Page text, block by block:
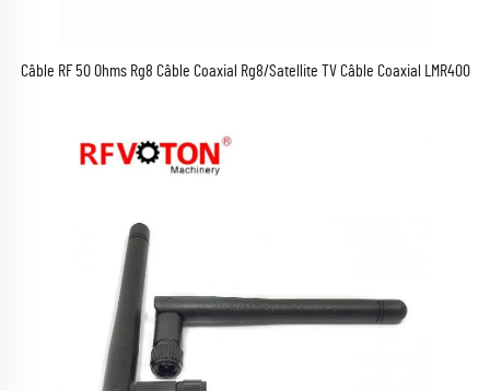
Câble RF 50 Ohms Rg8 Câble Coaxial Rg8/Satellite TV Câble Coaxial LMR400